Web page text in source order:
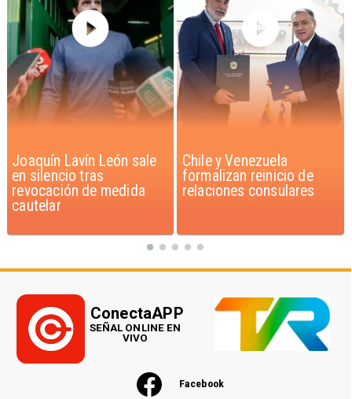
Chile y Venezuela
formalizan reinicio de
relaciones consulares
Feriantes rechazan
dichos de Camila Flores
sobre Fabiola Campillai
Facebook
ConectaAPP
SEÑAL ONLINE EN
VIVO